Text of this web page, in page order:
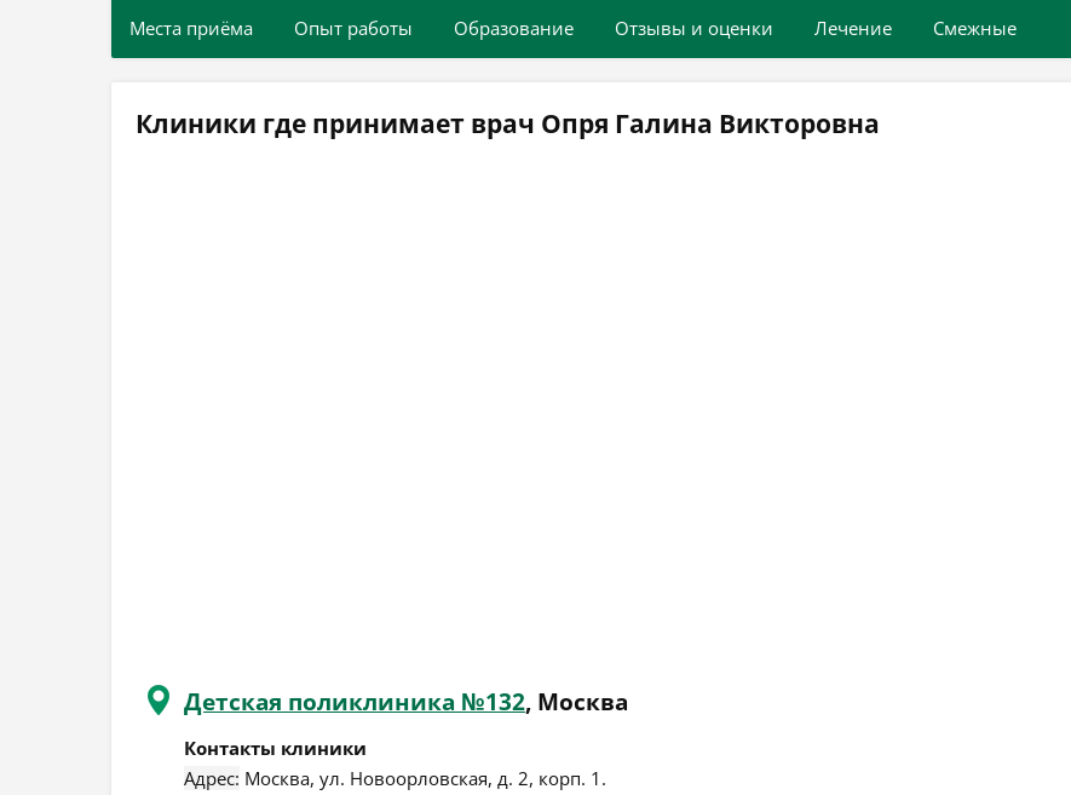
Места приёма Опыт работы Образование Отзывы и оценки Лечение Смежные
Клиники где принимает врач Опря Галина Викторовна
Детская поликлиника №132, Москва
Контакты клиники
Адрес: Москва, ул. Новоорловская, д. 2, корп. 1 .